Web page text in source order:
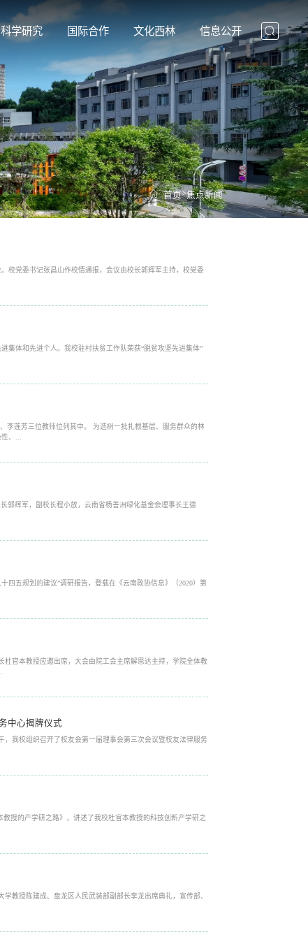
科学研究 国际合作 文化西林 信息公开
首页>焦点新闻
校党委书记张昌山作校情通报，会议由校长郭辉军主持，校党委
集体和先进个人。我校驻村扶贫工作队荣获“脱贫攻坚先进集体”
李莲芳三位教师位列其中。 为选树一批扎根基层、服务群众的林
、...
郭辉军，副校长程小放，云南省杨善洲绿化基金会理事长王德
四五规划的建议”调研报告，登载在《云南政协信息》（2020）第
官本教授应邀出席，大会由院工会主席解思达主持，学院全体教
中心揭牌仪式
我校组织召开了校友会第一届理事会第三次会议暨校友法律服务
授的产学研之路》，讲述了我校杜官本教授的科技创新产学研之
教授陈建成、盘龙区人民武装部副部长李龙出席典礼，宣传部、